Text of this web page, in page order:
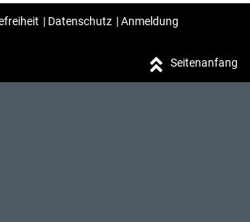
| Datenschutz |Anmeldung
Seitenanfang